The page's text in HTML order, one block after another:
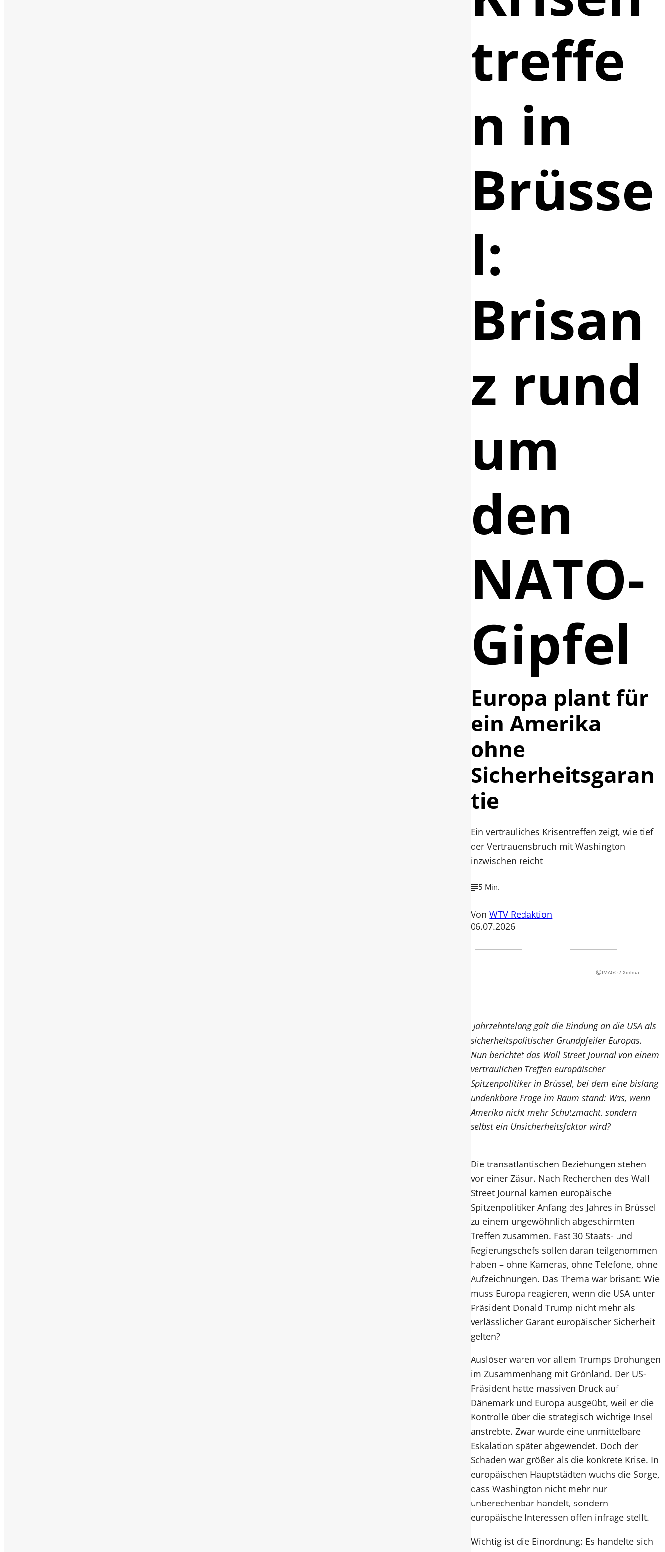
treffe
n in
Brüsse
l:
Brisan
z rund
um
den
NATO-
Gipfel
Europa plant für
ein Amerika
ohne
Sicherheitsgaran
tie
Ein vertrauliches Krisentreffen zeigt, wie tief
der Vertrauensbruch mit Washington
inzwischen reicht
5 Min.
VonWTV Redaktion
06.07.2026
©IMAGO / Xinhua
Jahrzehntelang galt die Bindung an die USA als
sicherheitspolitischer Grundpfeiler Europas.
Nun berichtet das Wall Street Journal von einem
vertraulichen Treffen europäischer
Spitzenpolitiker in Brüssel, bei dem eine bislang
undenkbare Frage im Raum stand: Was, wenn
Amerika nicht mehr Schutzmacht, sondern
selbst ein Unsicherheitsfaktor wird?
Die transatlantischen Beziehungen stehen
vor einer Zäsur. Nach Recherchen des Wall
Street Journal kamen europäische
Spitzenpolitiker Anfang des Jahres in Brüssel
zu einem ungewöhnlich abgeschirmten
Treffen zusammen. Fast 30 Staats- und
Regierungschefs sollen daran teilgenommen
haben – ohne Kameras, ohne Telefone, ohne
Aufzeichnungen. Das Thema war brisant: Wie
muss Europa reagieren, wenn die USA unter
Präsident Donald Trump nicht mehr als
verlässlicher Garant europäischer Sicherheit
gelten?
Auslöser waren vor allem Trumps Drohungen
im Zusammenhang mit Grönland. Der US-
Präsident hatte massiven Druck auf
Dänemark und Europa ausgeübt, weil er die
Kontrolle über die strategisch wichtige Insel
anstrebte. Zwar wurde eine unmittelbare
Eskalation später abgewendet. Doch der
Schaden war größer als die konkrete Krise. In
europäischen Hauptstädten wuchs die Sorge,
dass Washington nicht mehr nur
unberechenbar handelt, sondern
europäische Interessen offen infrage stellt.
Wichtig ist die Einordnung: Es handelte sich